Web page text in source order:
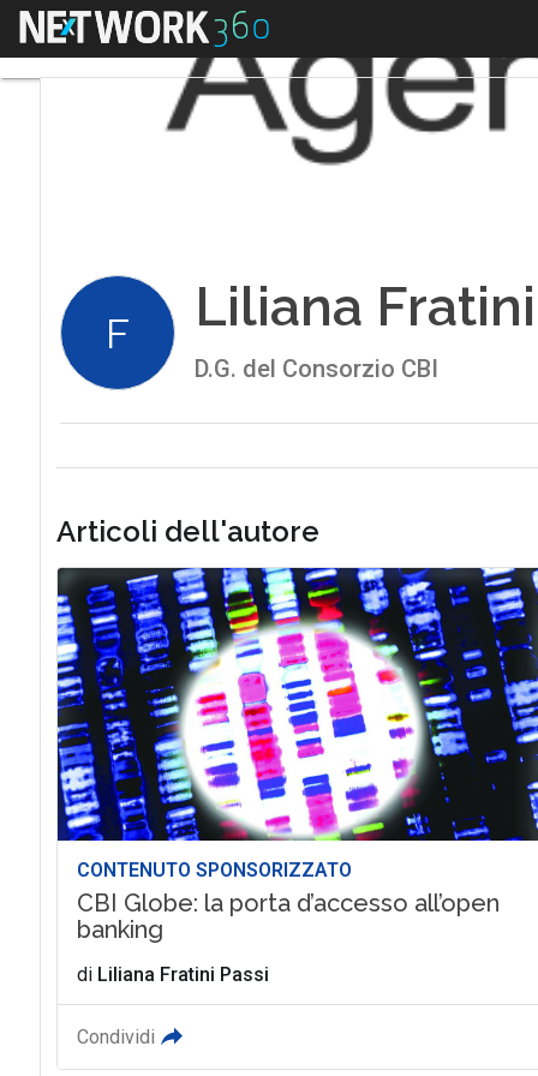
Menu
F Liliana
D.G. del Consorzio CBI
Articoli dell'autore
CONTENUTO SPONSORIZZATO
CBI Globe: la porta d’accesso all’open
banking
di Liliana Fratini Passi
Condividi